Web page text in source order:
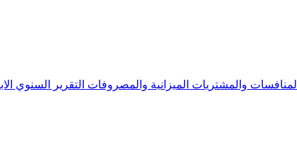
المنافسات والمشتريات الميزانية والمصروفات التقرير السنوي